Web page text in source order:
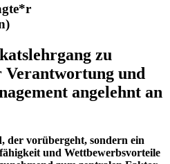
zu
und
angelehnt an
der vorübergeht, sondern ein
und Wettbewerbsvorteile